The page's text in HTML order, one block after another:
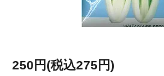
250円(税込275円)